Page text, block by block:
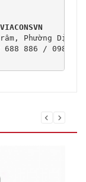
Phường Dịch
886 / 0989